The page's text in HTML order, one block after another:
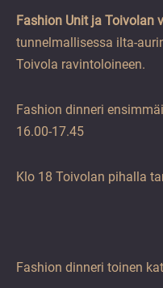
Fashion Unit ja Toivolan
tunnelmallisessa ilta-
Toivola ravintoloineen.
Fashion dinneri
16.00-17.45
Klo 18 Toivolan pihalla
Fashion dinneri toinen